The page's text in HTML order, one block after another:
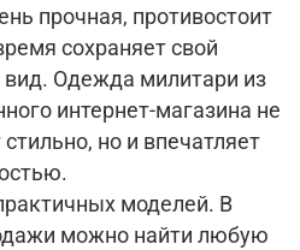
прочная, противостоит
сохраняет свой
Одежда милитари из
интернет-магазина не
но и впечатляет
моделей. В
можно найти любую